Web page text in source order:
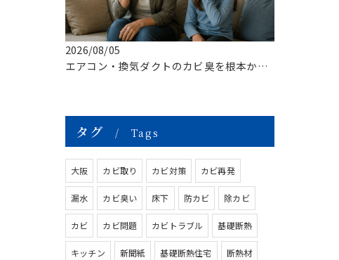
2026/08/05
エアコン・換気ダクトのカビ臭を根本から改善する方法
タグ Tags
大阪 カビ取り カビ対策 カビ再発
漏水 カビ臭い 床下 防カビ 除カビ
カビ カビ問題 カビトラブル 基礎断熱
キッチン 新聞紙 基礎断熱住宅 断熱材